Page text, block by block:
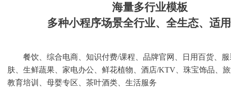
海量多行业模板
多种小程序场景全行业、全生态、适
餐饮、综合电商、知识付费/课程、品牌官网、日用百货、
肤、生鲜蔬果、家电办公、鲜花植物、酒店/KTV、珠宝饰品、旅
教育培训、母婴专区、茶叶酒类、生活服务